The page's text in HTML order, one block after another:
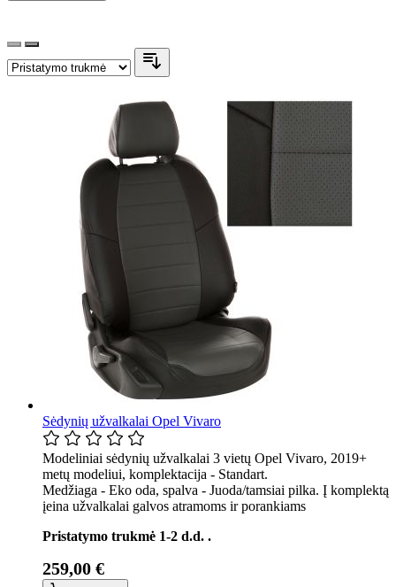
Sėdynių užvalkalai Opel Vivaro
Modeliniai sėdynių užvalkalai 3 vietų Opel Vivaro, 2019+
metų modeliui, komplektacija - Standart.
Medžiaga - Eko oda, spalva - Juoda/tamsiai pilka. Į komplektą
įeina užvalkalai galvos atramoms ir porankiams
Pristatymo trukmė 1-2 d.d. .
259,00 €